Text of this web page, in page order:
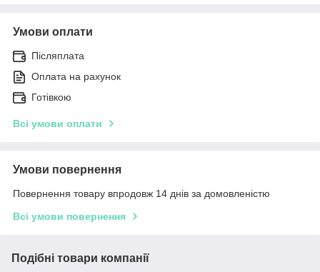
Умови оплати
Післяплата
Оплата на рахунок
Готівкою
Всі умови оплати
Умови повернення
Повернення товару впродовж 14 днів за домовленістю
Всі умови повернення
Подібні товари компанії